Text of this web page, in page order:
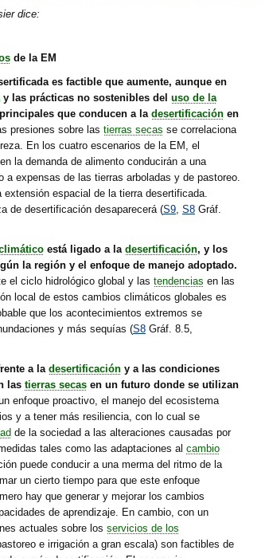
dice:
de la EM
es factible que aumente, aunque en
y las prácticas no sostenibles del uso de la
que conducen a la desertificación en
presiones sobre las tierras secas se correlaciona
En los cuatro escenarios de la EM, el
la demanda de alimento conducirán a una
a expensas de las tierras arboladas y de pastoreo.
espacial de la tierra desertificada.
de desertificación desaparecerá (S9, S8 Gráf.
está ligado a la desertificación, y los
la región y el enfoque de manejo adoptado.
el ciclo hidrológico global y las tendencias en las
local de estos cambios climáticos globales es
que los acontecimientos extremos se
y más sequías (S8 Gráf. 8.5,
a ladesertificación y a las condiciones
las tierras secas en un futuro donde se utilizan
enfoque proactivo, el manejo del ecosistema
y a tener más resiliencia, con lo cual se
de la sociedad a las alteraciones causadas por
tales como las adaptaciones al cambio
puede conducir a una merma del ritmo de la
un cierto tiempo para que este enfoque
hay que generar y mejorar los cambios
de aprendizaje. En cambio, con un
actuales sobre los servicios de los
e irrigación a gran escala) son factibles de